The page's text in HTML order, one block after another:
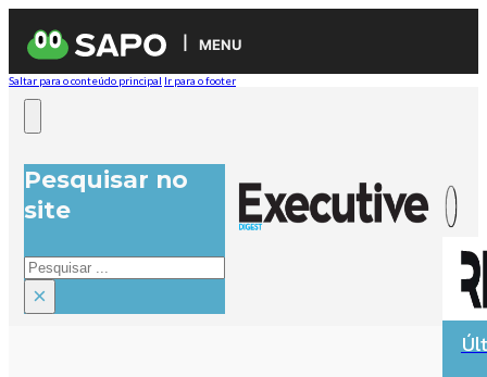
MENU
Saltar para o conteúdo principal Ir para o footer
Pesquisar no
site
Pesquisar
×